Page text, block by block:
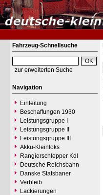
Fahrzeug-Schnellsuche
zur erweiterten Suche
Navigation
Einleitung
Beschaffungen 1930
Leistungsgruppe I
Leistungsgruppe II
Leistungsgruppe III
Akku-Kleinloks
Rangierschlepper Kdl
Deutsche Reichsbahn
Danske Statsbaner
Verbleib
Lackierungen